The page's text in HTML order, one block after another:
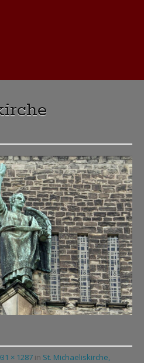
× 1287in St. Michaeliskirche,